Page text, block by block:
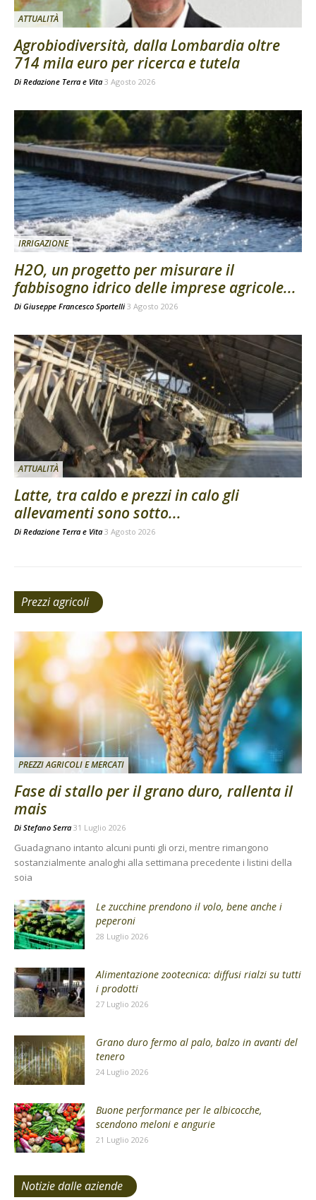
ATTUALITÀ
Agrobiodiversità, dalla Lombardia oltre
714 mila euro per ricerca e tutela
Di Redazione Terra e Vita 3 Agosto 2026
IRRIGAZIONE
H2O, un progetto per misurare il
fabbisogno idrico delle imprese agricole...
Di Giuseppe Francesco Sportelli 3 Agosto 2026
ATTUALITÀ
Latte, tra caldo e prezzi in calo gli
allevamenti sono sotto...
Di Redazione Terra e Vita 3 Agosto 2026
Prezzi agricoli
PREZZI AGRICOLI E MERCATI
Fase di stallo per il grano duro, rallenta il
mais
Di Stefano Serra 31 Luglio 2026
Guadagnano intanto alcuni punti gli orzi, mentre rimangono
sostanzialmente analoghi alla settimana precedente i listini della
soia
Le zucchine prendono il volo, bene anche i
peperoni
28 Luglio 2026
Alimentazione zootecnica: diffusi rialzi su tutti
i prodotti
27 Luglio 2026
Grano duro fermo al palo, balzo in avanti del
tenero
24 Luglio 2026
Buone performance per le albicocche,
scendono meloni e angurie
21 Luglio 2026
Notizie dalle aziende